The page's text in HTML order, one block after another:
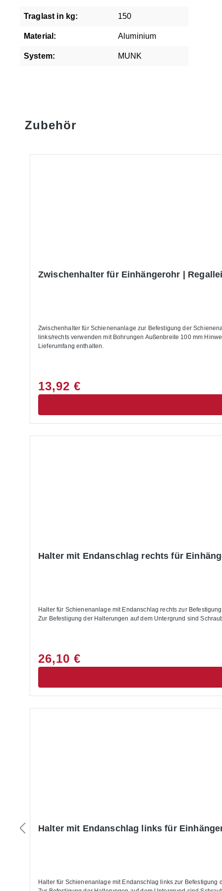
Traglast in kg: 150
Material: Aluminium
System: MUNK
Zubehör
Zwischenhalter für Einhängerohr |
Zwischenhalter für Schienenanlage zur Befestigung der Schienenanlage für die Nutzung von Regalleitern 1 Stück Zwischenhalter je 1 m Rohr erforderlich zusätzlich zu Halterungen mit Endanschlag
links/rechts verwenden mit Bohrungen Außenbreite 100 mm
Lieferumfang enthalten.
13,92 €
Halter mit Endanschlag rechts für
Halter für Schienenanlage mit Endanschlag rechts zur Befestigung der Schienenanlage für die Nutzung von Regalleitern zusätzlich mit Halter für Endanschlag links sowie Zwischenhalterungen verwenden Hinweis:
Zur Befestigung der Halterungen auf dem Untergrund sind
26,10 €
Halter mit Endanschlag links für
Halter für Schienenanlage mit Endanschlag links zur Befestigung der Schienenanlage für die Nutzung von Regalleitern zusätzlich mit Halter für Endanschlag rechts sowie Zwischenhalterungen verwenden Hinweis: